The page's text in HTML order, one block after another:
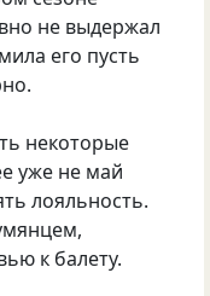
не выдержал
его пусть
некоторые
уже не май
лояльность.
к балету.